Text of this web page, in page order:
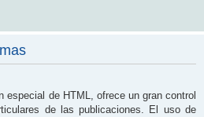
especial de HTML, ofrece un gran control
de las publicaciones. El uso de